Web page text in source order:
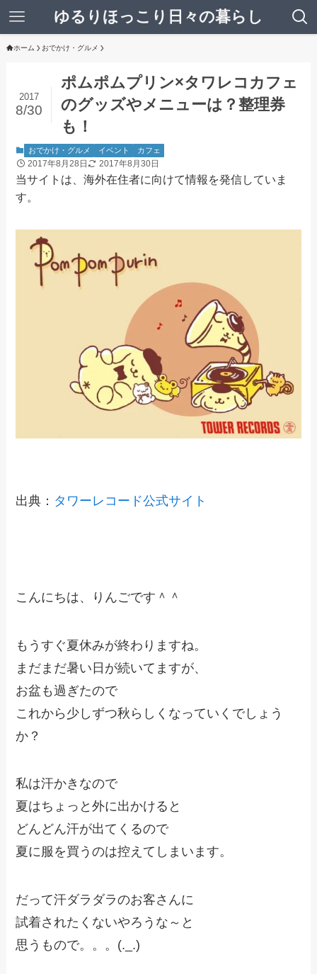
ゆるりほっこり日々の暮らし
ホーム おでかけ・グルメ
ポムポムプリン×タワレコカフェ
のグッズやメニューは？整理券
も！
2017
8/30
おでかけ・グルメ イベント カフェ
2017年8月28日 2017年8月30日
当サイトは、海外在住者に向けて情報を発信していま
す。
出典： タワーレコード公式サイト
こんにちは、りんごです＾＾
もうすぐ夏休みが終わりますね。
まだまだ暑い日が続いてますが、
お盆も過ぎたので
これから少しずつ秋らしくなっていくでしょう
か？
私は汗かきなので
夏はちょっと外に出かけると
どんどん汗が出てくるので
夏に服を買うのは控えてしまいます。
だって汗ダラダラのお客さんに
試着されたくないやろうな～と
思うもので。。。(._.)